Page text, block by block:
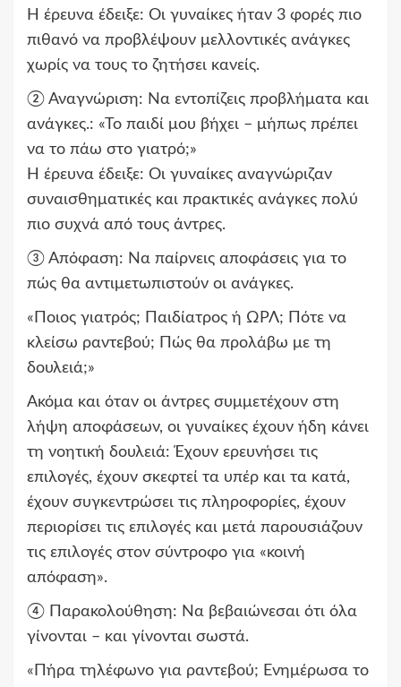
Η έρευνα έδειξε: Οι γυναίκες ήταν 3 φορές πιο
πιθανό να προβλέψουν μελλοντικές ανάγκες
χωρίς να τους το ζητήσει κανείς.
② Αναγνώριση: Να εντοπίζεις προβλήματα και
ανάγκες.: «Το παιδί μου βήχει – μήπως πρέπει
να το πάω στο γιατρό;»
Η έρευνα έδειξε: Οι γυναίκες αναγνώριζαν
συναισθηματικές και πρακτικές ανάγκες πολύ
πιο συχνά από τους άντρες.
③ Απόφαση: Να παίρνεις αποφάσεις για το
πώς θα αντιμετωπιστούν οι ανάγκες.
«Ποιος γιατρός; Παιδίατρος ή ΩΡΛ; Πότε να
κλείσω ραντεβού; Πώς θα προλάβω με τη
δουλειά;»
Ακόμα και όταν οι άντρες συμμετέχουν στη
λήψη αποφάσεων, οι γυναίκες έχουν ήδη κάνει
τη νοητική δουλειά: Έχουν ερευνήσει τις
επιλογές, έχουν σκεφτεί τα υπέρ και τα κατά,
έχουν συγκεντρώσει τις πληροφορίες, έχουν
περιορίσει τις επιλογές και μετά παρουσιάζουν
τις επιλογές στον σύντροφο για «κοινή
απόφαση».
④ Παρακολούθηση: Να βεβαιώνεσαι ότι όλα
γίνονται – και γίνονται σωστά.
«Πήρα τηλέφωνο για ραντεβού; Ενημέρωσα το